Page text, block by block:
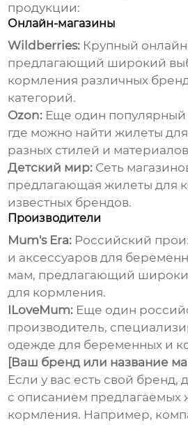
продукции:
Онлайн-магазины
Wildberries: Крупный
предлагающий широкий
кормления различных
категорий.
Ozon: Еще один популярный
где можно найтижилеты
разных стилей и
Детский мир: Сеть
предлагающаяжилеты для
известных брендов.
Производители
Mum's Era: Российский
и аксессуаров для
мам, предлагающий
для кормления.
ILoveMum: Еще один
производитель,
одежде для беременных и
[Ваш бренд или название
Если у вас есть свой бренд,
с описанием предлагаемых
кормления. Например,